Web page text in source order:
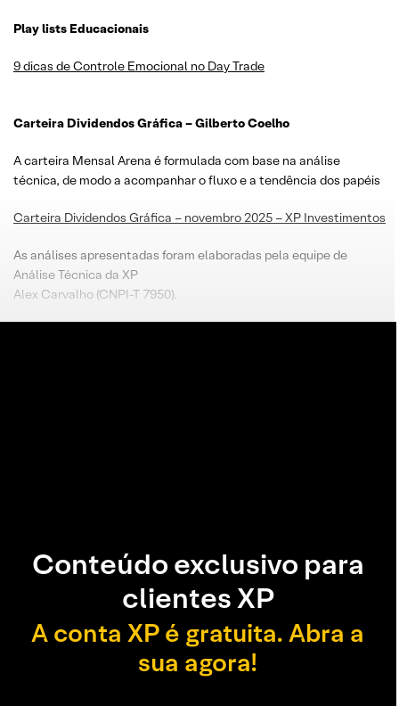
Play lists Educacionais
9 dicas de Controle Emocional no Day Trade
Carteira Dividendos Gráfica – Gilberto Coelho
A carteira Mensal Arena é formulada com base na análise
técnica, de modo a acompanhar o fluxo e a tendência dos papéis
Carteira Dividendos Gráfica – novembro 2025 – XP Investimentos
As análises apresentadas foram elaboradas pela equipe de
Análise Técnica da XP
Alex Carvalho (CNPI-T 7950).
Conteúdo exclusivo para
clientes XP
A conta XP é gratuita. Abra a
sua agora!